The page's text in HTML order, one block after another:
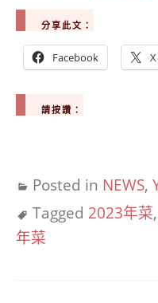
分享此文：
Facebook X
請按讚：
Posted in NEWS,
Tagged 2023年菜,
年菜